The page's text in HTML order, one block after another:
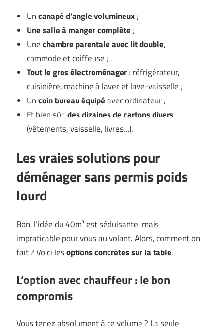
Uncanapé d’angle volumineux;
Une salle à manger complète ;
Unechambre parentale avec lit double,
commode et coiffeuse ;
Tout le gros électroménager: réfrigérateur,
cuisinière, machine à laver et lave-vaisselle ;
Uncoin bureau équipéavec ordinateur ;
Et bien sûr,des dizaines de cartons divers
(vêtements, vaisselle, livres…).
Les vraies solutions pour
déménager sans permis poids
lourd
Bon, l’idée du 40m³ est séduisante, mais
impraticable pour vous au volant. Alors, comment on
fait ? Voici lesoptions concrètes sur la table.
L’option avec chauffeur : le bon
compromis
Vous tenez absolument à ce volume ? La seule